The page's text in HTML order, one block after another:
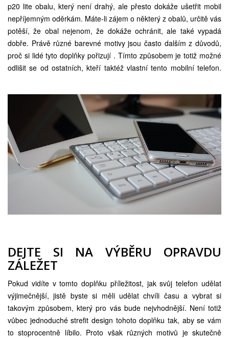
p20 lite obalu, který není drahý, ale přesto dokáže ušetřit mobil
nepříjemným oděrkám. Máte-li zájem o některý z obalů, určitě vás
potěší, že obal nejenom, že dokáže ochránit, ale také vypadá
dobře. Právě různé barevné motivy jsou často dalším z důvodů,
proč si lidé tyto doplňkypořizují . Tímto způsobem je totiž možné
odlišit se od ostatních, kteří taktéž vlastní tento mobilní telefon.
DEJTE SI NA VÝBĚRU OPRAVDU
ZÁLEŽET
Pokud vidíte v tomto doplňku příležitost, jak svůj telefon udělat
výjimečnější, jistě byste si měli udělat chvíli času a vybrat si
takovým způsobem, který pro vás bude nejvhodnější. Není totiž
vůbec jednoduché strefit design tohoto doplňku tak, aby se vám
to stoprocentně líbilo. Proto však různých motivů je skutečně